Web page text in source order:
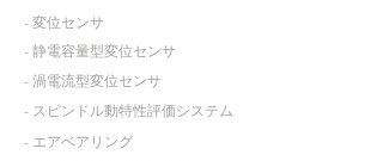
- 変位センサ
- 静電容量型変位センサ
- 渦電流型変位センサ
- スピンドル動特性評価システム
- エアベアリング